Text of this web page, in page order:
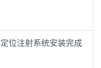
位注射系统安装完成